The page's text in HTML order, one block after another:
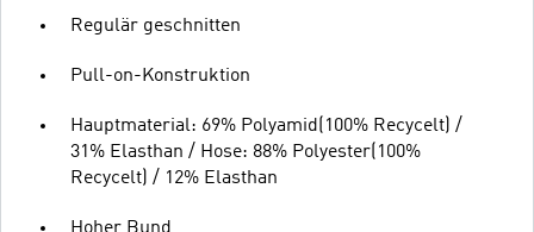
Regulär geschnitten
Pull-on-Konstruktion
Hauptmaterial: 69% Polyamid(100% Recycelt) /
31% Elasthan / Hose: 88% Polyester(100%
Recycelt) / 12% Elasthan